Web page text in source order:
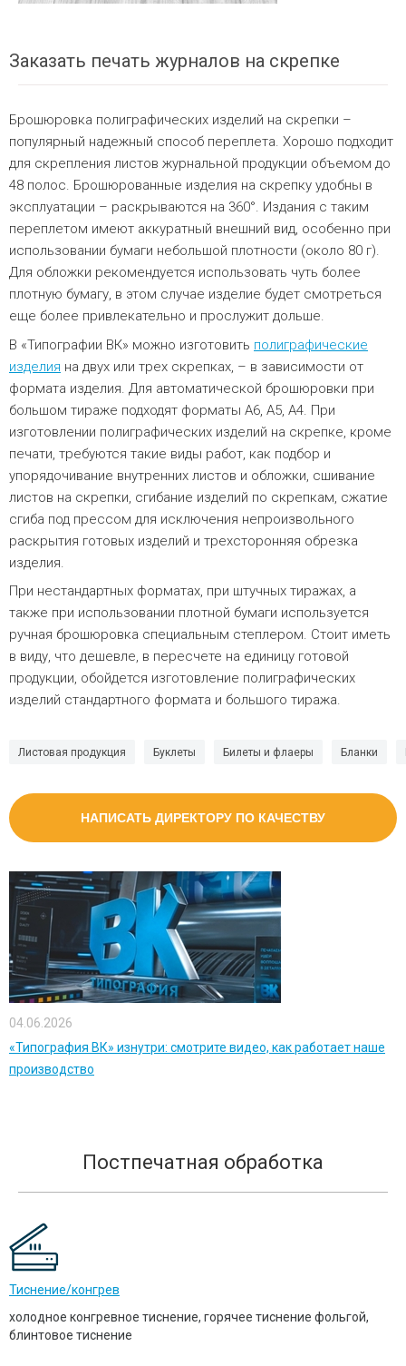
Листовая продукция Буклеты Билеты и флаеры Бланки
НАПИСАТЬ ДИРЕКТОРУ ПО КАЧЕСТВУ
04.06.2026
«Типография ВК» изнутри: смотрите видео, как работает наше
производство
Заказать печать журналов на скрепке
Брошюровка полиграфических изделий на скрепки –
популярный надежный способ переплета. Хорошо подходит
для скрепления листов журнальной продукции объемом до
48 полос. Брошюрованные изделия на скрепку удобны в
эксплуатации – раскрываются на 360°. Издания с таким
переплетом имеют аккуратный внешний вид, особенно при
использовании бумаги небольшой плотности (около 80 г).
Для обложки рекомендуется использовать чуть более
плотную бумагу, в этом случае изделие будет смотреться
еще более привлекательно и прослужит дольше.
В «Типографии ВК» можно изготовить полиграфические
изделия на двух или трех скрепках, – в зависимости от
формата изделия. Для автоматической брошюровки при
большом тираже подходят форматы А6, А5, А4. При
изготовлении полиграфических изделий на скрепке, кроме
печати, требуются такие виды работ, как подбор и
упорядочивание внутренних листов и обложки, сшивание
листов на скрепки, сгибание изделий по скрепкам, сжатие
сгиба под прессом для исключения непроизвольного
раскрытия готовых изделий и трехсторонняя обрезка
изделия.
При нестандартных форматах, при штучных тиражах, а
также при использовании плотной бумаги используется
ручная брошюровка специальным степлером. Стоит иметь
в виду, что дешевле, в пересчете на единицу готовой
продукции, обойдется изготовление полиграфических
изделий стандартного формата и большого тиража.
Постпечатная обработка
Тиснение/конгрев
холодное конгревное тиснение, горячее тиснение фольгой,
блинтовое тиснение